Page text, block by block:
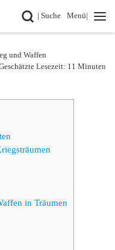
| SucheSearch
Menü|
und Waffen
Lesezeit: 11 Minuten
in Träumen